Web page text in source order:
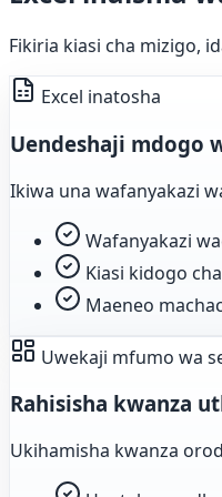
Fikiria kiasi cha mizigo,
Excel inatosha
Uendeshaji mdogo
Ikiwa una wafanyakazi
Wafanyakazi
Kiasi kidogo
Maeneo
Uwekaji mfumo wa
Rahisisha kwanza
Ukihamisha kwanza